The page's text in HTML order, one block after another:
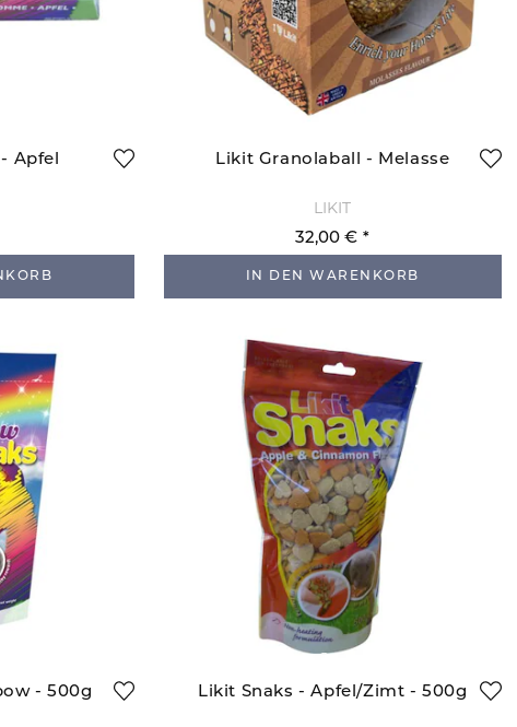
Apfel Likit Granolaball - Melasse
LIKIT
32,00 €
IN DEN WARENKORB
- 500g Likit Snaks - Apfel/Zimt - 500g